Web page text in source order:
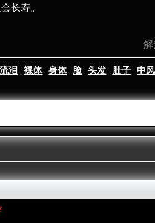
长寿。
解
流泪 裸体 身体 脸 头发 肚子 中